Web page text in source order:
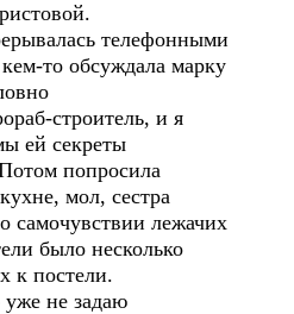
телефонными
то обсуждала марку
строитель, и я
ей секреты
попросила
мол, сестра
самочувствии лежачих
было несколько
к постели.
не задаю